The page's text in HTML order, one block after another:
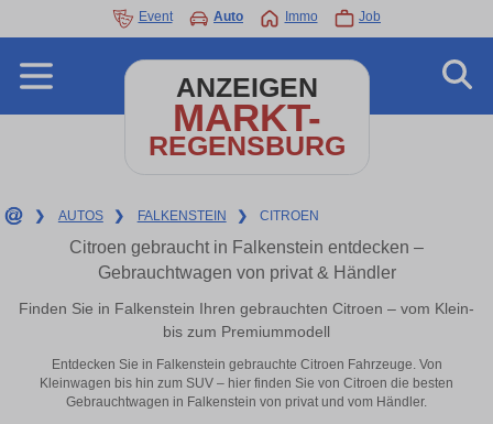
Event Auto Immo Job
ANZEIGEN
MARKT-
REGENSBURG
❯ AUTOS ❯ FALKENSTEIN ❯ CITROEN
Citroen gebraucht in Falkenstein entdecken –
Gebrauchtwagen von privat & Händler
Finden Sie in Falkenstein Ihren gebrauchten Citroen – vom Klein-
bis zum Premiummodell
Entdecken Sie in Falkenstein gebrauchte Citroen Fahrzeuge. Von
Kleinwagen bis hin zum SUV – hier finden Sie von Citroen die besten
Gebrauchtwagen in Falkenstein von privat und vom Händler.